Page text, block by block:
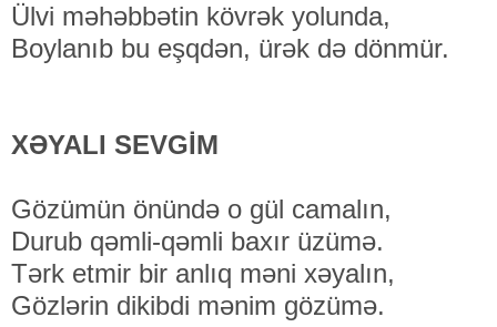
Ülvi məhəbbətin kövrək yolunda,
Boylanıb bu eşqdən, ürək də dönmür.
XƏYALI SEVGİM
Gözümün önündə o gül camalın,
Durub qəmli-qəmli baxır üzümə.
Tərk etmir bir anlıq məni xəyalın,
Gözlərin dikibdi mənim gözümə.